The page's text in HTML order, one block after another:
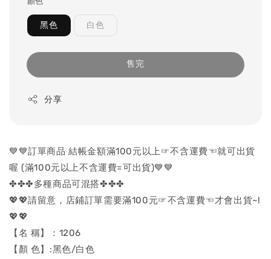
黑色 白色
售完
分享
💙💙訂單商品 結帳金額滿100元以上☞不含運費☜就可出貨
喔 (滿100元以上不含運費=可出貨)💙💙
✤✤✤多種商品可混搭✤✤✤
💖💖請留意，店鋪訂單需要滿100元☞不含運費☜才會出貨~!
💖💖
【名 稱】：1206
【顏 色】:黑色/白色